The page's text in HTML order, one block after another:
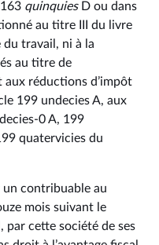
quinquiesD ou dans
au titre III du livre
du travail, ni à la
au titre de
réductions d’impôt
199 undecies A, aux
0 A, 199
quatervicies du
un contribuable au
mois suivant le
cette société de ses